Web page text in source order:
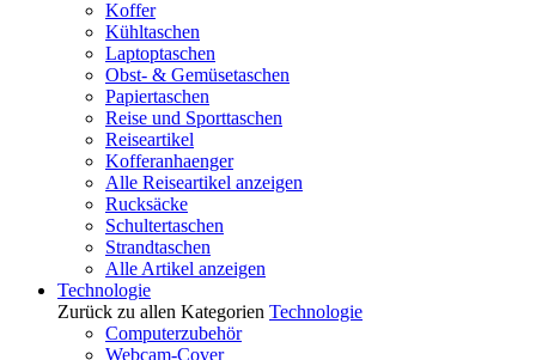
Koffer
Kühltaschen
Laptoptaschen
Obst- & Gemüsetaschen
Papiertaschen
Reise und Sporttaschen
Reiseartikel
Kofferanhaenger
Alle Reiseartikel anzeigen
Rucksäcke
Schultertaschen
Strandtaschen
Alle Artikel anzeigen
Technologie
Zurück zu allen Kategorien Technologie
Computerzubehör
Webcam-Cover